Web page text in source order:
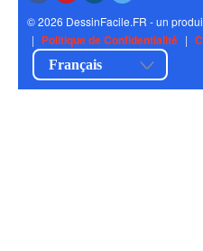
© 2026 DessinFacile.FR - un
| Politique de Confidentialité |
Français